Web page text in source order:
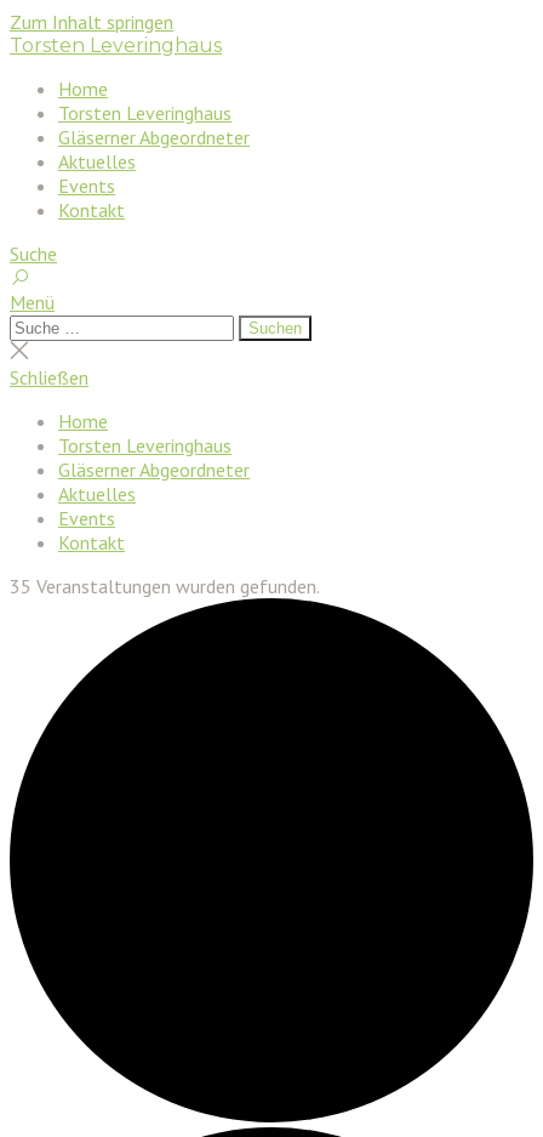
Zum Inhalt springen
Torsten Leveringhaus
Home
Torsten Leveringhaus
Gläserner Abgeordneter
Aktuelles
Events
Kontakt
Suche
Menü
Suchen
nach:
Suchen
Suche
schließen
Schließen
Home
Torsten Leveringhaus
Gläserner Abgeordneter
Aktuelles
Events
Kontakt
35 Veranstaltungen wurden gefunden.